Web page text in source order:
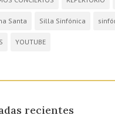
Santa Silla Sinfónica
YOUTUBE
recientes